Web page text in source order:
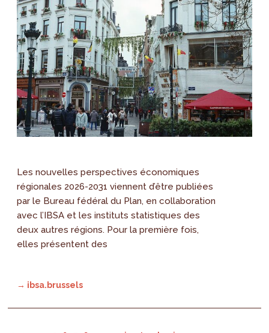
Les nouvelles perspectives économiques
régionales 2026-2031 viennent d’être publiées
par le Bureau fédéral du Plan, en collaboration
avec l’IBSA et les instituts statistiques des
deux autres régions. Pour la première fois,
elles présentent des
→ ibsa.brussels